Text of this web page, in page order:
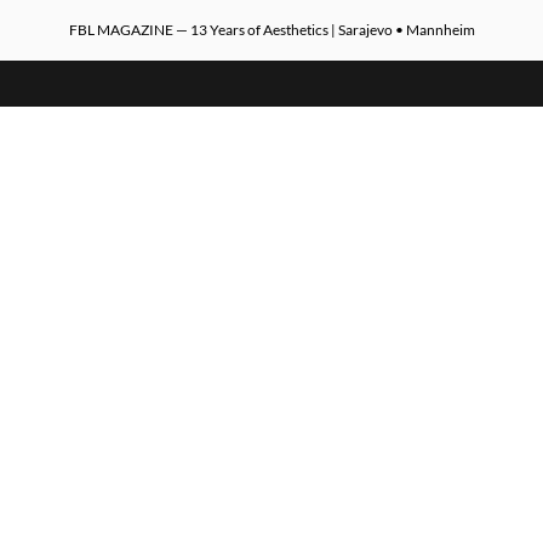
FBL MAGAZINE — 13 Years of Aesthetics | Sarajevo • Mannheim